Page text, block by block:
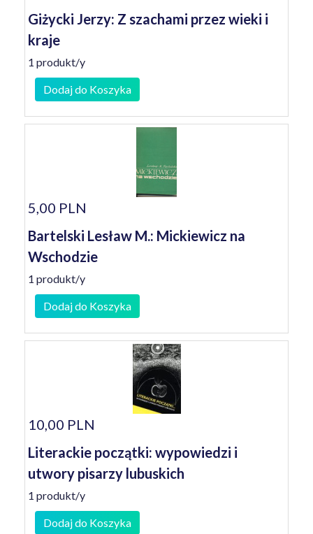
Giżycki Jerzy: Z szachami przez wieki i
kraje
1 produkt/y
Dodaj do Koszyka
5,00 PLN
Bartelski Lesław M.: Mickiewicz na
Wschodzie
1 produkt/y
Dodaj do Koszyka
10,00 PLN
Literackie początki: wypowiedzi i
utwory pisarzy lubuskich
1 produkt/y
Dodaj do Koszyka